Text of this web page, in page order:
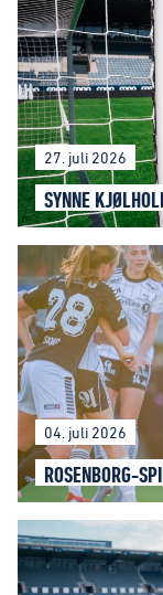
27. juli 2026
SYNNE
04. juli 2026
ROSENBORG-